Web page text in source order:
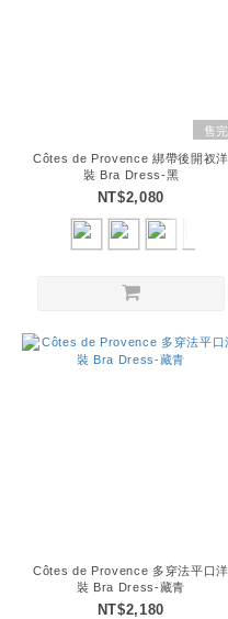
售完
Côtes de Provence 綁帶後開衩洋
裝 Bra Dress-黑
NT$2,080
Côtes de Provence 多穿法平口洋
裝 Bra Dress-藏青
NT$2,180